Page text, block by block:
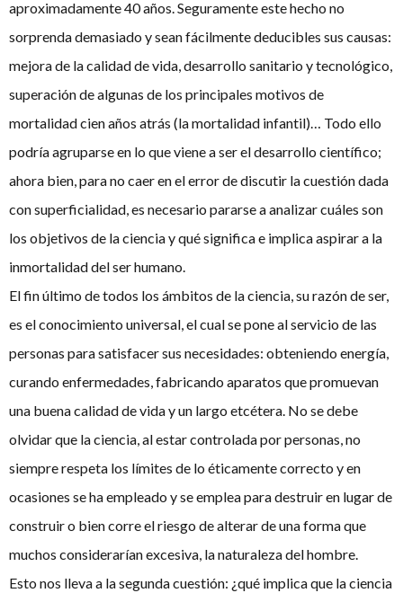
aproximadamente 40 años. Seguramente este hecho no
sorprenda demasiado y sean fácilmente deducibles sus causas:
mejora de la calidad de vida, desarrollo sanitario y tecnológico,
superación de algunas de los principales motivos de
mortalidad cien años atrás (la mortalidad infantil)… Todo ello
podría agruparse en lo que viene a ser el desarrollo científico;
ahora bien, para no caer en el error de discutir la cuestión dada
con superficialidad, es necesario pararse a analizar cuáles son
los objetivos de la ciencia y qué significa e implica aspirar a la
inmortalidad del ser humano.
El fin último de todos los ámbitos de la ciencia, su razón de ser,
es el conocimiento universal, el cual se pone al servicio de las
personas para satisfacer sus necesidades: obteniendo energía,
curando enfermedades, fabricando aparatos que promuevan
una buena calidad de vida y un largo etcétera. No se debe
olvidar que la ciencia, al estar controlada por personas, no
siempre respeta los límites de lo éticamente correcto y en
ocasiones se ha empleado y se emplea para destruir en lugar de
construir o bien corre el riesgo de alterar de una forma que
muchos considerarían excesiva, la naturaleza del hombre.
Esto nos lleva a la segunda cuestión: ¿qué implica que la ciencia